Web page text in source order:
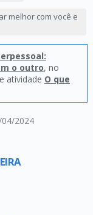
2024
melhor com você e
o outro, no
e atividade O que